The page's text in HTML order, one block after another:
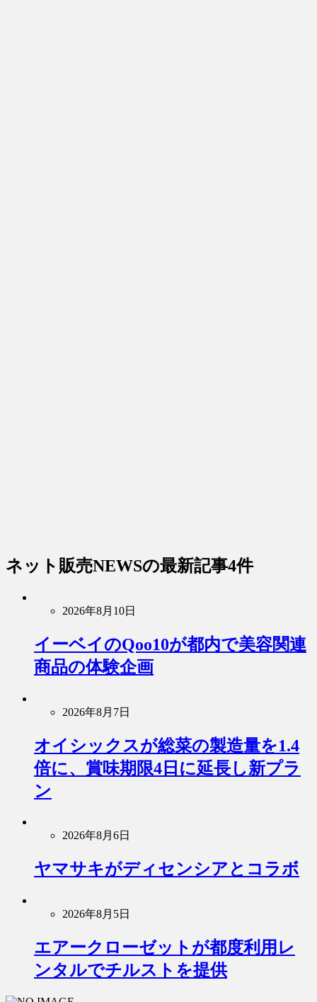
ネット販売NEWSの最新記事4件
2026年8月10日
イーベイのQoo10が都内で美容関連
商品の体験企画
2026年8月7日
オイシックスが総菜の製造量を1.4
倍に、賞味期限4日に延長し新プラ
ン
2026年8月6日
ヤマサキがディセンシアとコラボ
2026年8月5日
エアークローゼットが都度利用レ
ンタルでチルストを提供